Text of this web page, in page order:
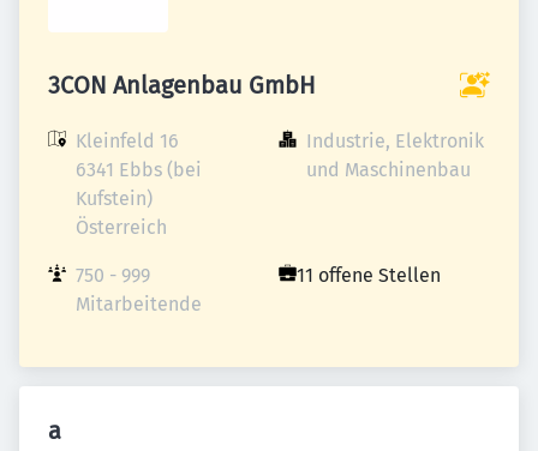
3CON Anlagenbau GmbH
Kleinfeld 16
6341 Ebbs (bei
Kufstein)
Österreich
Industrie, Elektronik
und Maschinenbau
750 - 999
Mitarbeitende
11 offene Stellen
a